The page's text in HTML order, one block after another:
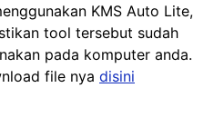
KMS Auto Lite,
tool tersebut sudah
pada komputer anda.
file nya disini